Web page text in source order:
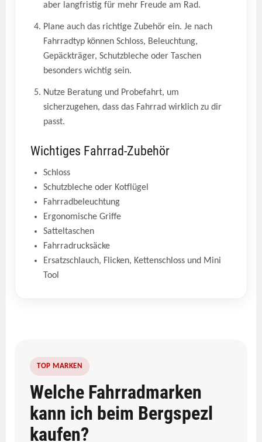
aber langfristig für mehr Freude am Rad.
Plane auch das richtige Zubehör ein. Je nach
Fahrradtyp können Schloss, Beleuchtung,
Gepäckträger, Schutzbleche oder Taschen
besonders wichtig sein.
Nutze Beratung und Probefahrt, um
sicherzugehen, dass das Fahrrad wirklich zu dir
passt.
Wichtiges Fahrrad-Zubehör
Schloss
Schutzbleche oder Kotflügel
Fahrradbeleuchtung
Ergonomische Griffe
Satteltaschen
Fahrradrucksäcke
Ersatzschlauch, Flicken, Kettenschloss und Mini
Tool
TOP MARKEN
Welche Fahrradmarken
kann ich beim Bergspezl
kaufen?